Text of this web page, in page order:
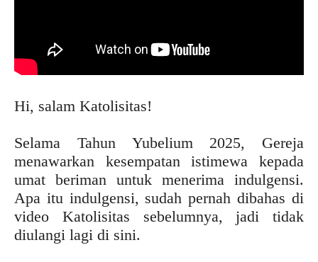
Hi, salam Katolisitas!
Selama Tahun Yubelium 2025, Gereja
menawarkan kesempatan istimewa kepada
umat beriman untuk menerima indulgensi.
Apa itu indulgensi, sudah pernah dibahas di
video Katolisitas sebelumnya, jadi tidak
diulangi lagi di sini.